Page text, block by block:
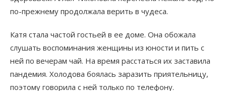
по-прежнему продолжала верить в чудеса.
Катя стала частой гостьей в ее доме. Она обожала
слушать воспоминания женщины из юности и пить с
ней по вечерам чай. На время расстаться их заставила
пандемия. Холодова боялась заразить приятельницу,
поэтому говорила с ней только по телефону.